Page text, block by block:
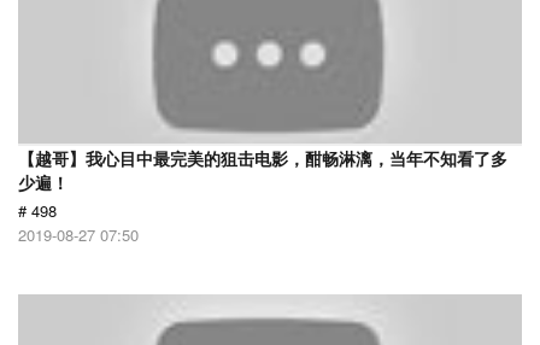
【越哥】我心目中最完美的狙击电影，酣畅淋漓，当年不知看了多
少遍！
# 498
2019-08-27 07:50